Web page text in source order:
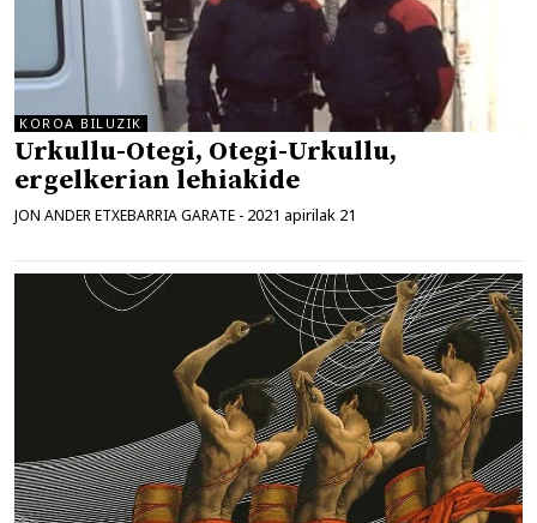
KOROA BILUZIK
Urkullu-Otegi, Otegi-Urkullu,
ergelkerian lehiakide
JON ANDER ETXEBARRIA GARATE - 2021 apirilak 21